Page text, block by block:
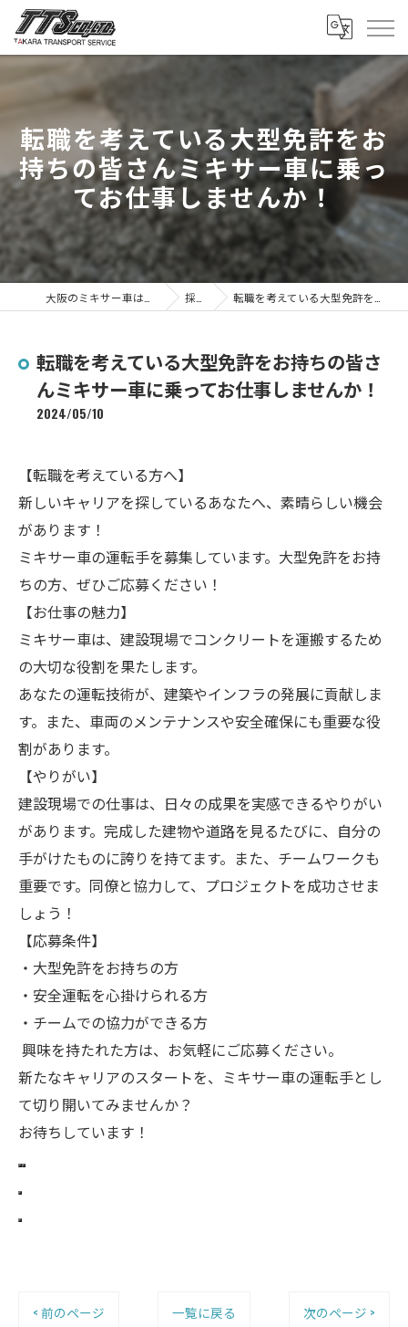
転職を考えている大型免許をお
持ちの皆さんミキサー車に乗っ
てお仕事しませんか！
採用ブログ 転職を考えている大型免許をお持ちの皆さんミキサー車に乗ってお仕事しませんか！
転職を考えている大型免許をお持ちの皆さ
んミキサー車に乗ってお仕事しませんか！
2024/05/10
【転職を考えている方へ】
新しいキャリアを探しているあなたへ、素晴らしい機会
があります！
ミキサー車の運転手を募集しています。大型免許をお持
ちの方、ぜひご応募ください！
【お仕事の魅力】
ミキサー車は、建設現場でコンクリートを運搬するため
の大切な役割を果たします。
あなたの運転技術が、建築やインフラの発展に貢献しま
す。また、車両のメンテナンスや安全確保にも重要な役
割があります。
【やりがい】
建設現場での仕事は、日々の成果を実感できるやりがい
があります。完成した建物や道路を見るたびに、自分の
手がけたものに誇りを持てます。また、チームワークも
重要です。同僚と協力して、プロジェクトを成功させま
しょう！
【応募条件】
・大型免許をお持ちの方
・安全運転を心掛けられる方
・チームでの協力ができる方
興味を持たれた方は、お気軽にご応募ください。
新たなキャリアのスタートを、ミキサー車の運転手とし
て切り開いてみませんか？
お待ちしています！
< 前のページ 一覧に戻る 次のページ >